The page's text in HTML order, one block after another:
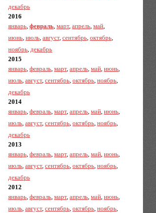
декабрь
2016
январь,февраль,март,апрель,май,
июнь,июль,август,сентябрь,октябрь,
ноябрь,декабрь
2015
январь,февраль,март,апрель,май,июнь,
июль,август,сентябрь,октябрь,ноябрь,
декабрь
2014
январь,февраль,март,апрель,май,июнь,
июль,август,сентябрь,октябрь,ноябрь,
декабрь
2013
январь,февраль,март,апрель,май,июнь,
июль,август,сентябрь,октябрь,ноябрь,
декабрь
2012
январь,февраль,март,апрель,май,июнь,
июль,август,сентябрь,октябрь,ноябрь,